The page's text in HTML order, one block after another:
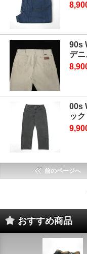
90s
デ
00s
ッ
前のページへ
おすすめ商品